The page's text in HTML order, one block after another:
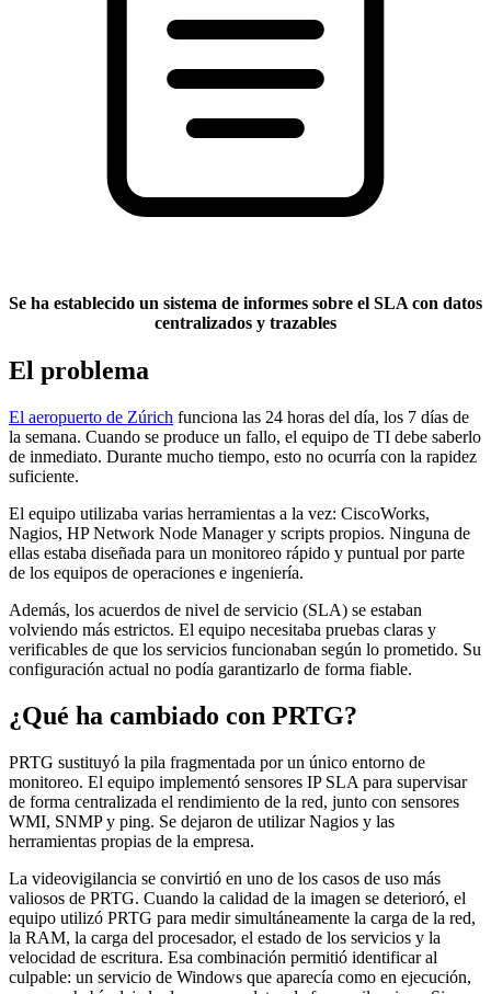
Se ha establecido un sistema de informes sobre el SLA con datos
centralizados y trazables
El problema
El aeropuerto de Zúrich funciona las 24 horas del día, los 7 días de
la semana. Cuando se produce un fallo, el equipo de TI debe saberlo
de inmediato. Durante mucho tiempo, esto no ocurría con la rapidez
suficiente.
El equipo utilizaba varias herramientas a la vez: CiscoWorks,
Nagios, HP Network Node Manager y scripts propios. Ninguna de
ellas estaba diseñada para un monitoreo rápido y puntual por parte
de los equipos de operaciones e ingeniería.
Además, los acuerdos de nivel de servicio (SLA) se estaban
volviendo más estrictos. El equipo necesitaba pruebas claras y
verificables de que los servicios funcionaban según lo prometido. Su
configuración actual no podía garantizarlo de forma fiable.
¿Qué ha cambiado con PRTG?
PRTG sustituyó la pila fragmentada por un único entorno de
monitoreo. El equipo implementó sensores IP SLA para supervisar
de forma centralizada el rendimiento de la red, junto con sensores
WMI, SNMP y ping. Se dejaron de utilizar Nagios y las
herramientas propias de la empresa.
La videovigilancia se convirtió en uno de los casos de uso más
valiosos de PRTG. Cuando la calidad de la imagen se deterioró, el
equipo utilizó PRTG para medir simultáneamente la carga de la red,
la RAM, la carga del procesador, el estado de los servicios y la
velocidad de escritura. Esa combinación permitió identificar al
culpable: un servicio de Windows que aparecía como en ejecución,